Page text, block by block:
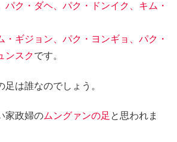
パク・ダヘ、パク・ドンイク、キム・
・ギジョン、パク・ヨンギョ、パク・
ンスクです。
足は誰なのでしょう。
家政婦のムングァンの足 と思われま